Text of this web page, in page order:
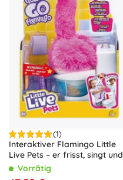
(1)
Interaktiver Flamingo Little
Live Pets – er frisst, singt und
geht auf die Toilette
Vorrätig